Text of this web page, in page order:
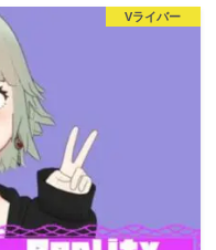
Vライバー